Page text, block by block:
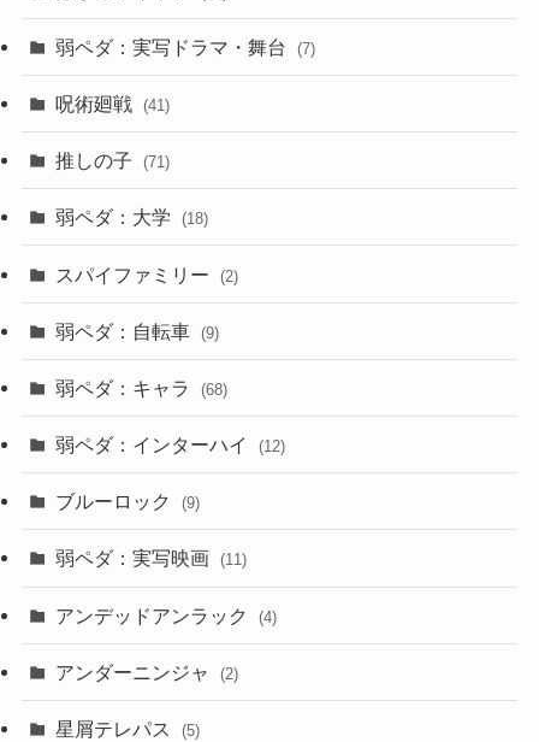
弱ペダ：実写ドラマ・舞台 (7)
呪術廻戦 (41)
推しの子 (71)
弱ペダ：大学 (18)
スパイファミリー (2)
弱ペダ：自転車 (9)
弱ペダ：キャラ (68)
弱ペダ：インターハイ (12)
ブルーロック (9)
弱ペダ：実写映画 (11)
アンデッドアンラック (4)
アンダーニンジャ (2)
星屑テレパス (5)